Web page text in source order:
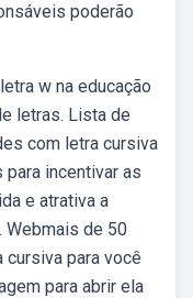
poderão
w na educação
letras. Lista de
com letra cursiva
incentivar as
e atrativa a
Webmais de 50
para você
para abrir ela